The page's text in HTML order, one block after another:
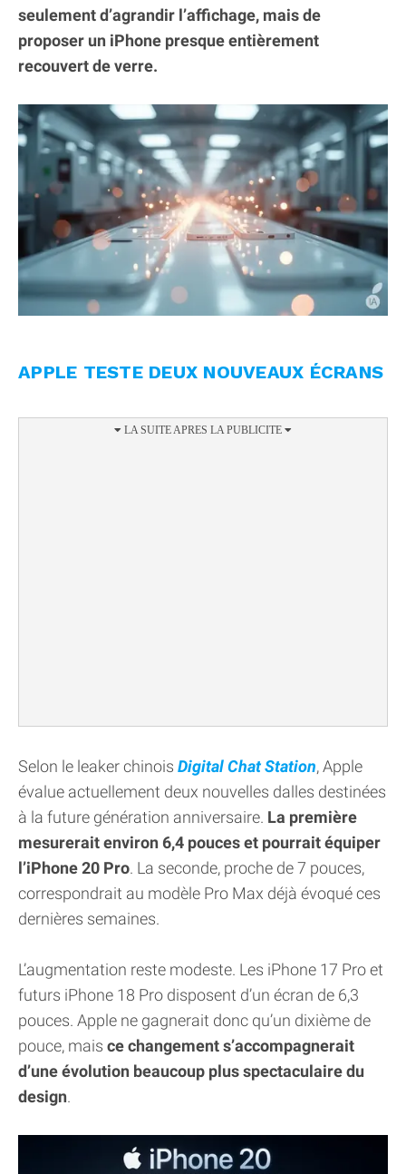
seulement d’agrandir l’affichage, mais de
proposer un iPhone presque entièrement
recouvert de verre.
APPLE TESTE DEUX NOUVEAUX ÉCRANS
Selon le leaker chinois Digital Chat Station, Apple
évalue actuellement deux nouvelles dalles destinées
à la future génération anniversaire. La première
mesurerait environ 6,4 pouces et pourrait équiper
l’iPhone 20 Pro. La seconde, proche de 7 pouces,
correspondrait au modèle Pro Max déjà évoqué ces
dernières semaines.
L’augmentation reste modeste. Les iPhone 17 Pro et
futurs iPhone 18 Pro disposent d’un écran de 6,3
pouces. Apple ne gagnerait donc qu’un dixième de
pouce, mais ce changement s’accompagnerait
d’une évolution beaucoup plus spectaculaire du
design.